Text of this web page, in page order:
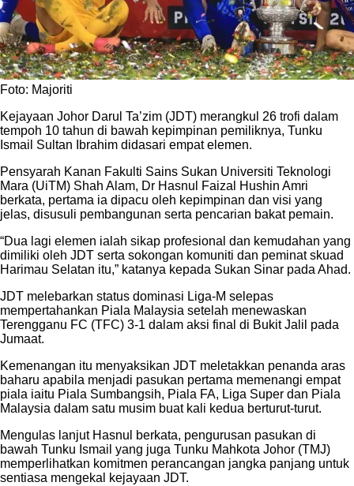
Foto: Majoriti
Kejayaan Johor Darul Ta’zim (JDT) merangkul 26 trofi dalam
tempoh 10 tahun di bawah kepimpinan pemiliknya, Tunku
Ismail Sultan Ibrahim didasari empat elemen.
Pensyarah Kanan Fakulti Sains Sukan Universiti Teknologi
Mara (UiTM) Shah Alam, Dr Hasnul Faizal Hushin Amri
berkata, pertama ia dipacu oleh kepimpinan dan visi yang
jelas, disusuli pembangunan serta pencarian bakat pemain.
“Dua lagi elemen ialah sikap profesional dan kemudahan yang
dimiliki oleh JDT serta sokongan komuniti dan peminat skuad
Harimau Selatan itu,” katanya kepada Sukan Sinar pada Ahad.
JDT melebarkan status dominasi Liga-M selepas
mempertahankan Piala Malaysia setelah menewaskan
Terengganu FC (TFC) 3-1 dalam aksi final di Bukit Jalil pada
Jumaat.
Kemenangan itu menyaksikan JDT meletakkan penanda aras
baharu apabila menjadi pasukan pertama memenangi empat
piala iaitu Piala Sumbangsih, Piala FA, Liga Super dan Piala
Malaysia dalam satu musim buat kali kedua berturut-turut.
Mengulas lanjut Hasnul berkata, pengurusan pasukan di
bawah Tunku Ismail yang juga Tunku Mahkota Johor (TMJ)
memperlihatkan komitmen perancangan jangka panjang untuk
sentiasa mengekal kejayaan JDT.